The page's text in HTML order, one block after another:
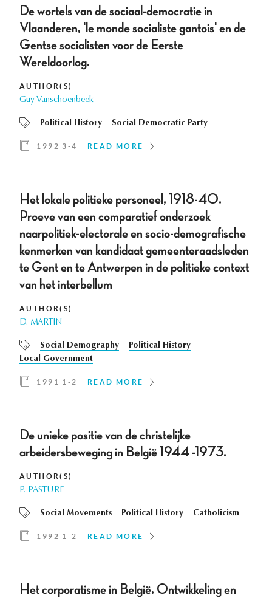
De wortels van de sociaal-democratie in
Vlaanderen, 'le monde socialiste gantois' en de
Gentse socialisten voor de Eerste
Wereldoorlog.
AUTHOR(S)
Guy Vanschoenbeek
Political History Social Democratic Party
1992 3-4 READ MORE
Het lokale politieke personeel, 1918-40.
Proeve van een comparatief onderzoek
naarpolitiek-electorale en socio-demografische
kenmerken van kandidaat gemeenteraadsleden
te Gent en te Antwerpen in de politieke context
van het interbellum
AUTHOR(S)
D. MARTIN
Social Demography
Political History
Local Government
1991 1-2 READ MORE
De unieke positie van de christelijke
arbeidersbeweging in België 1944 -1973.
AUTHOR(S)
P. PASTURE
Social Movements Political History Catholicism
1992 1-2 READ MORE
Het corporatisme in België. Ontwikkeling en